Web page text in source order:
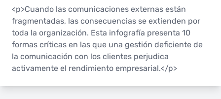
<p>Cuando las comunicaciones externas están
fragmentadas, las consecuencias se extienden por
toda la organización. Esta infografía presenta 10
formas críticas en las que una gestión deficiente de
la comunicación con los clientes perjudica
activamente el rendimiento empresarial.</p>